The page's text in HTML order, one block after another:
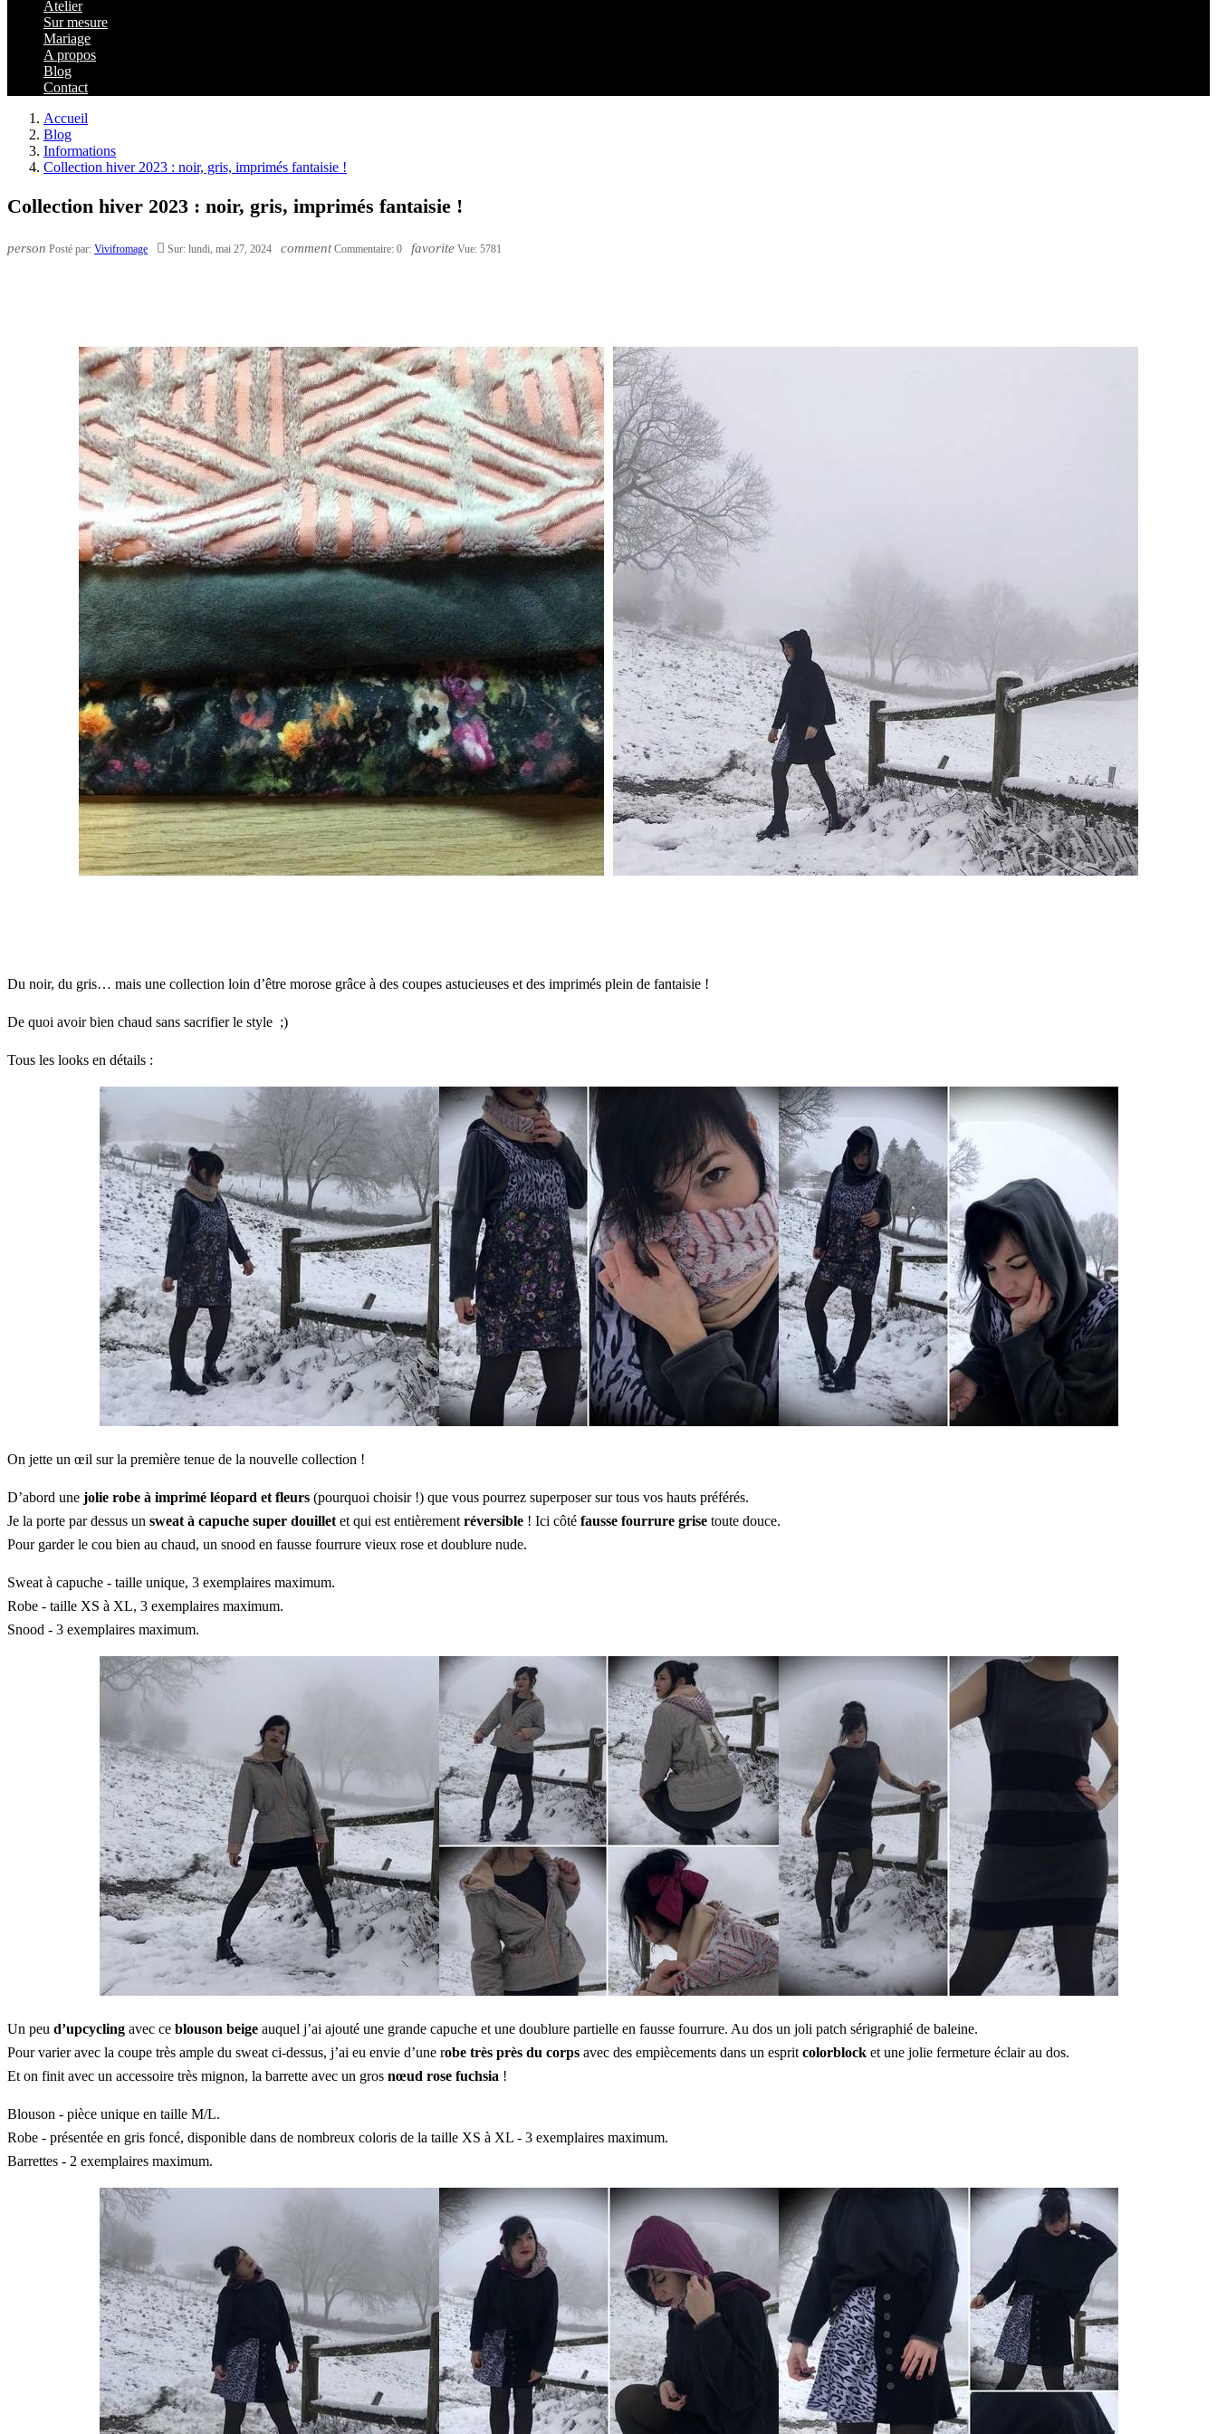
Atelier
Sur mesure
Mariage
A propos
Blog
Contact
Accueil
Blog
Informations
Collection hiver 2023 : noir, gris, imprimés fantaisie !
Collection hiver 2023 : noir, gris, imprimés fantaisie !
person Posté par: Vivifromage  Sur: lundi, mai 27, 2024 comment Commentaire: 0 favorite Vue: 5781
Du noir, du gris… mais une collection loin d’être morose grâce à des coupes astucieuses et des imprimés plein de fantaisie !
De quoi avoir bien chaud sans sacrifier le style ;)
Tous les looks en détails :
On jette un œil sur la première tenue de la nouvelle collection !
D’abord une jolie robe à imprimé léopard et fleurs (pourquoi choisir !) que vous pourrez superposer sur tous vos hauts préférés.
Je la porte par dessus un sweat à capuche super douillet et qui est entièrement réversible ! Ici côté fausse fourrure grise toute douce.
Pour garder le cou bien au chaud, un snood en fausse fourrure vieux rose et doublure nude.
Sweat à capuche - taille unique, 3 exemplaires maximum.
Robe - taille XS à XL, 3 exemplaires maximum.
Snood - 3 exemplaires maximum.
Un peu d’upcycling avec ce blouson beige auquel j’ai ajouté une grande capuche et une doublure partielle en fausse fourrure. Au dos un joli patch sérigraphié de baleine.
Pour varier avec la coupe très ample du sweat ci-dessus, j’ai eu envie d’une robe très près du corps avec des empiècements dans un esprit colorblock et une jolie fermeture éclair au dos.
Et on finit avec un accessoire très mignon, la barrette avec un gros nœud rose fuchsia !
Blouson - pièce unique en taille M/L.
Robe - présentée en gris foncé, disponible dans de nombreux coloris de la taille XS à XL - 3 exemplaires maximum.
Barrettes - 2 exemplaires maximum.